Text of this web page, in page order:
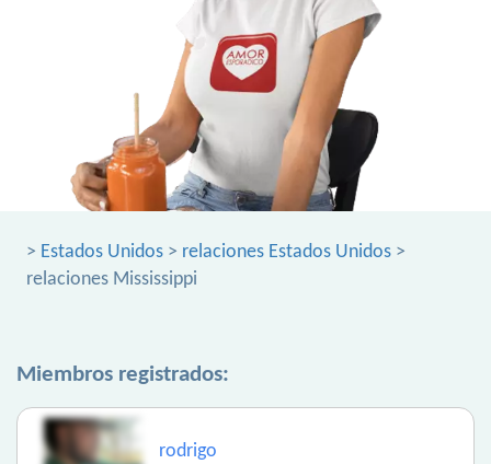
> Estados Unidos > relaciones Estados Unidos >
relaciones Mississippi
Miembros registrados:
rodrigo